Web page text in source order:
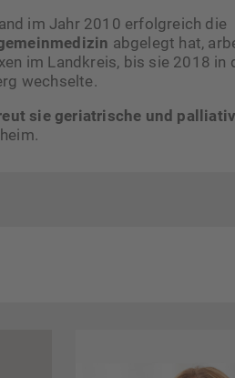
im Jahr 2010 erfolgreich die
abgelegt hat,
im Landkreis, bis sie 2018 in
wechselte.
sie geriatrische und